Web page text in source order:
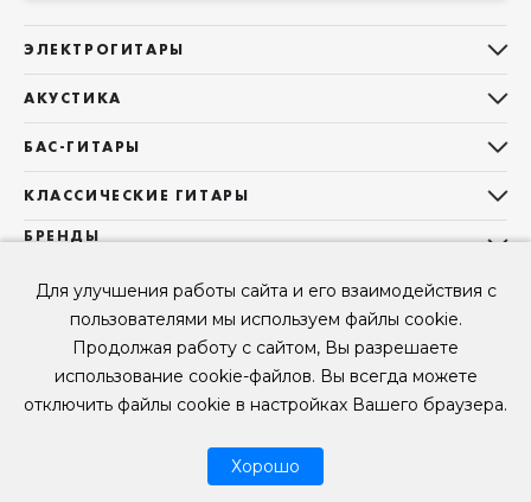
Для улучшения работы сайта и его взаимодействия с
пользователями мы используем файлы cookie.
Продолжая работу с сайтом, Вы разрешаете
использование cookie-файлов. Вы всегда можете
отключить файлы cookie в настройках Вашего браузера.
Хорошо
ЭЛЕКТРОГИТАРЫ
Telecaster
Les Paul
Superstrat
АКУСТИКА
Фолки (ОМ, 000, 00)
Гранд Аудиториум
Б/У, уцененные гитары
БАС-ГИТАРЫ
Precision Bass
Б/У, уцененные гитары
КЛАССИЧЕСКИЕ ГИТАРЫ
Все классические гитары
Б/У, уцененные гитары
БРЕНДЫ
Sigma Guitars
Enya Guitars
Fender
Gibson
Контакты
Мы в Telegram
Мы в ВК
Мы в YouTube